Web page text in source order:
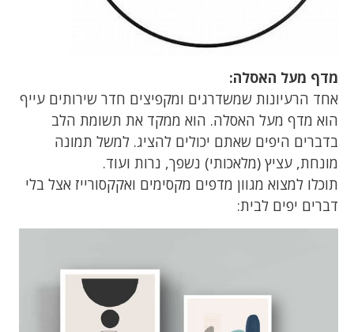
מדף מעל האסלה:
אחד הרעיונות שמשדרגים ומקפיצים חדר שירותים עייף
הוא מדף מעל האסלה. הוא ממקד את תשומת הלב
בדברים היפים שאתם יכולים להציג. למשל תמונה
מונחת, עציץ (מלאכותי) נשפך, נרות ועוד.
תוכלו למצוא מגוון מדפים מקסימים ואקקסורייז אצל בלי
דברים יפים לבית: